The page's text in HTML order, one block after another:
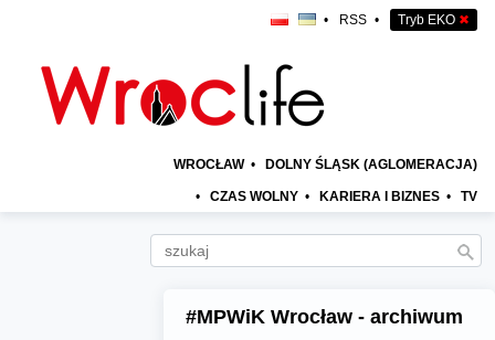
• RSS • Tryb EKO ✖
WROCŁAW • DOLNY ŚLĄSK (AGLOMERACJA)
• CZAS WOLNY • KARIERA I BIZNES • TV
#MPWiK Wrocław - archiwum